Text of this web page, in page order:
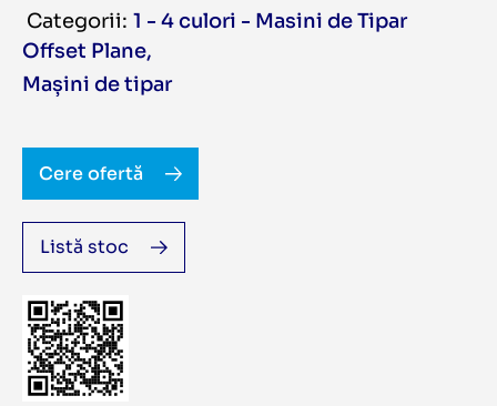
1 - 4 culori - Masini de Tipar
Offset Plane
,
Mașini de tipar
Cere ofertă
Listă stoc